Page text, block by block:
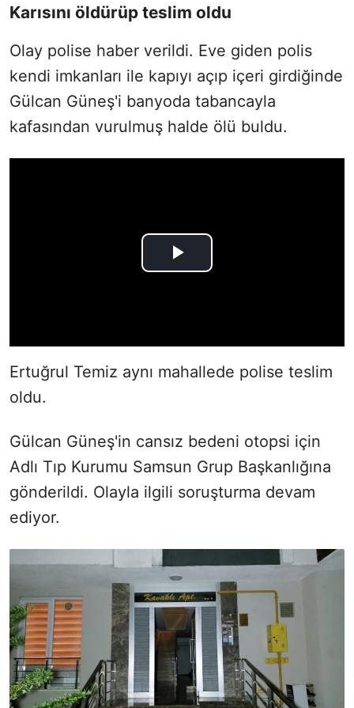
Karısını öldürüp teslim oldu
Olay polise haber verildi. Eve giden polis
kendi imkanları ile kapıyı açıp içeri girdiğinde
Gülcan Güneş'i banyoda tabancayla
kafasından vurulmuş halde ölü buldu.
Ertuğrul Temiz aynı mahallede polise teslim
oldu.
Gülcan Güneş'in cansız bedeni otopsi için
Adlı Tıp Kurumu Samsun Grup Başkanlığına
gönderildi. Olayla ilgili soruşturma devam
ediyor.